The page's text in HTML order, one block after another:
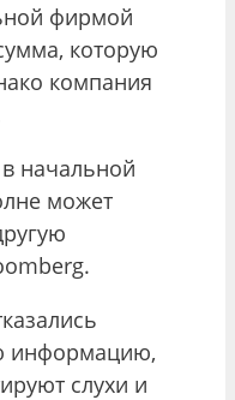
фирмой
которую
компания
начальной
может
информацию,
слухи и